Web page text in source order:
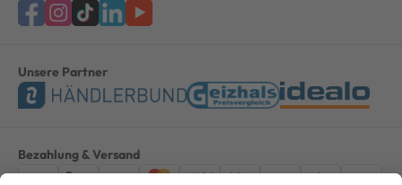
Unsere Partner
Bezahlung & Versand